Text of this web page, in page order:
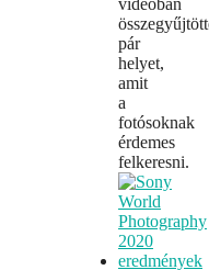
videóban
pár
helyet,
amit
a
fotósoknak
érdemes
felkeresni.